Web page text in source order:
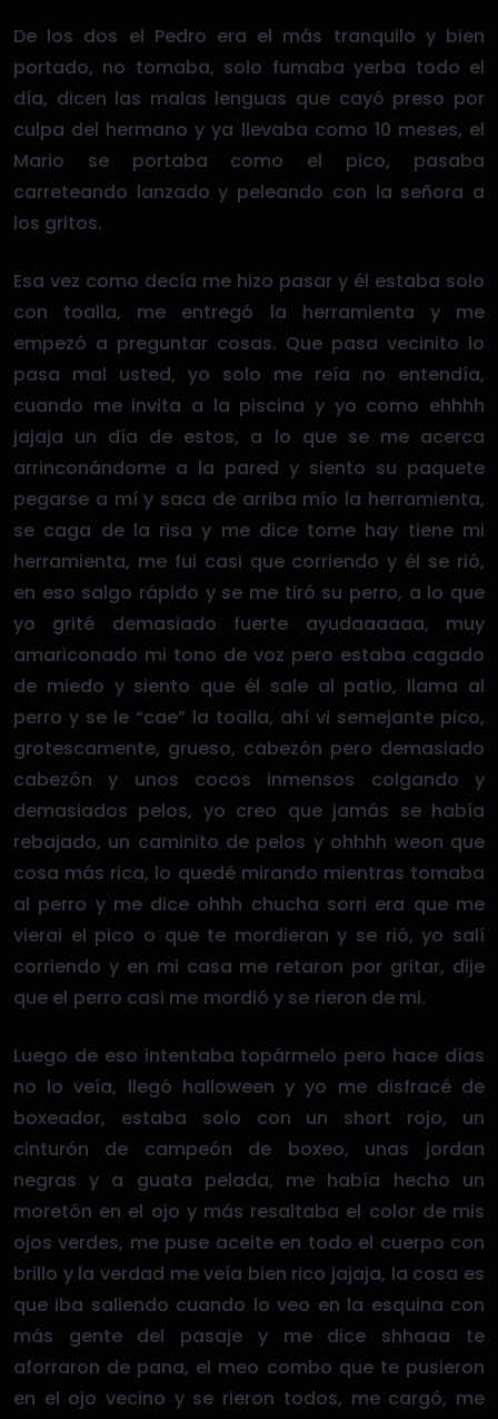
De los dos el Pedro era el más tranquilo y bien
portado, no tomaba, solo fumaba yerba todo el
día, dicen las malas lenguas que cayó preso por
culpa del hermano y ya llevaba como 10 meses, el
Mario se portaba como el pico, pasaba
carreteando lanzado y peleando con la señora a
los gritos.
Esa vez como decía me hizo pasar y él estaba solo
con toalla, me entregó la herramienta y me
empezó a preguntar cosas. Que pasa vecinito lo
pasa mal usted, yo solo me reía no entendía,
cuando me invita a la piscina y yo como ehhhh
jajaja un día de estos, a lo que se me acerca
arrinconándome a la pared y siento su paquete
pegarse a mí y saca de arriba mío la herramienta,
se caga de la risa y me dice tome hay tiene mi
herramienta, me fui casi que corriendo y él se rió,
en eso salgo rápido y se me tiró su perro, a lo que
yo grité demasiado fuerte ayudaaaaaa, muy
amariconado mi tono de voz pero estaba cagado
de miedo y siento que él sale al patio, llama al
perro y se le “cae” la toalla, ahí vi semejante pico,
grotescamente, grueso, cabezón pero demasiado
cabezón y unos cocos inmensos colgando y
demasiados pelos, yo creo que jamás se había
rebajado, un caminito de pelos y ohhhh weon que
cosa más rica, lo quedé mirando mientras tomaba
al perro y me dice ohhh chucha sorri era que me
vierai el pico o que te mordieran y se rió, yo salí
corriendo y en mi casa me retaron por gritar, dije
que el perro casi me mordió y se rieron de mi.
Luego de eso intentaba topármelo pero hace días
no lo veía, llegó halloween y yo me disfracé de
boxeador, estaba solo con un short rojo, un
cinturón de campeón de boxeo, unas jordan
negras y a guata pelada, me había hecho un
moretón en el ojo y más resaltaba el color de mis
ojos verdes, me puse aceite en todo el cuerpo con
brillo y la verdad me veía bien rico jajaja, la cosa es
que iba saliendo cuando lo veo en la esquina con
más gente del pasaje y me dice shhaaa te
aforraron de pana, el meo combo que te pusieron
en el ojo vecino y se rieron todos, me cargó, me